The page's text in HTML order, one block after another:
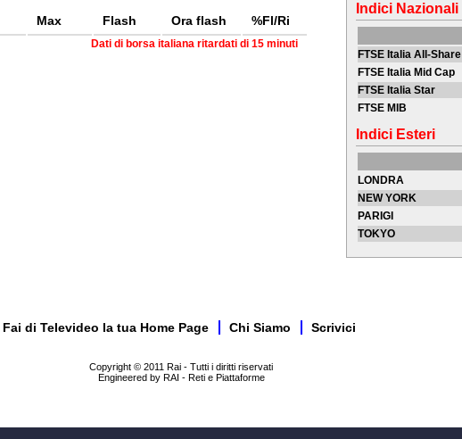
Max Flash Ora flash %Fl/Ri
Dati di borsa italiana ritardati di 15 minuti
Indici Nazionali
FTSE Italia All-Share
FTSE Italia Mid Cap
FTSE Italia Star
FTSE MIB
Indici Esteri
LONDRA
NEW YORK
PARIGI
TOKYO
Fai di Televideo la tua Home Page Chi Siamo Scrivici
Copyright © 2011 Rai - Tutti i diritti riservati
Engineered by RAI - Reti e Piattaforme